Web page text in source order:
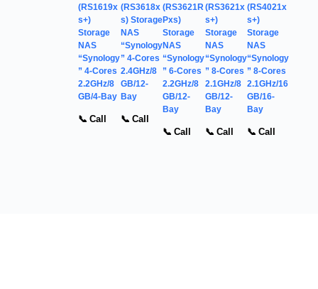
(RS1619x
s+)
Storage
NAS
“Synology
” 4-Cores
2.2GHz/8
GB/4-Bay
📞 Call
(RS3618x
s) Storage
NAS
“Synology
” 4-Cores
2.4GHz/8
GB/12-
Bay
📞 Call
(RS3621R
Pxs)
Storage
NAS
“Synology
” 6-Cores
2.2GHz/8
GB/12-
Bay
📞 Call
(RS3621x
s+)
Storage
NAS
“Synology
” 8-Cores
2.1GHz/8
GB/12-
Bay
📞 Call
(RS4021x
s+)
Storage
NAS
“Synology
” 8-Cores
2.1GHz/16
GB/16-
Bay
📞 Call